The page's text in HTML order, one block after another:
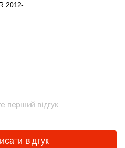
2012-
перший відгук
відгук